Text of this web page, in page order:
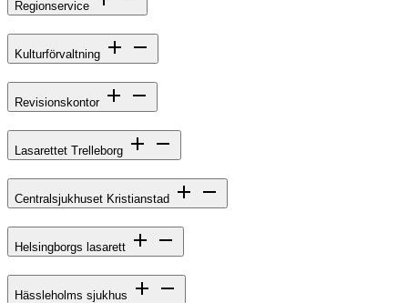
Regionservice
Kulturförvaltning
Revisionskontor
Lasarettet Trelleborg
Centralsjukhuset Kristianstad
Helsingborgs lasarett
Hässleholms sjukhus